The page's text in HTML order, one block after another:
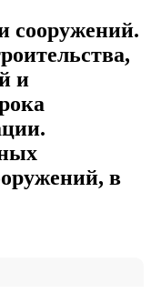
сооружений.
и
в